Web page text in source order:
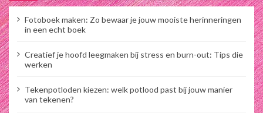
i
g
a
i
Fotoboek maken: Zo bewaar je jouw mooiste herinneringen
in een echt boek
Creatief je hoofd leegmaken bij stress en burn-out: Tips die
werken
Tekenpotloden kiezen: welk potlood past bij jouw manier
van tekenen?